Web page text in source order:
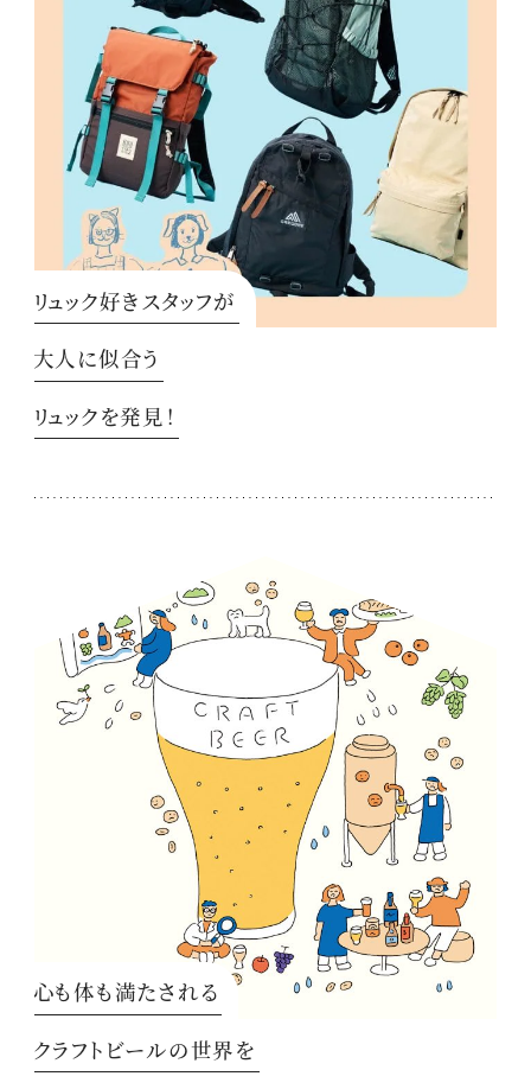
リュック好きスタッフが
大人に似合う
リュックを発見！
心も体も満たされる
クラフトビールの世界を